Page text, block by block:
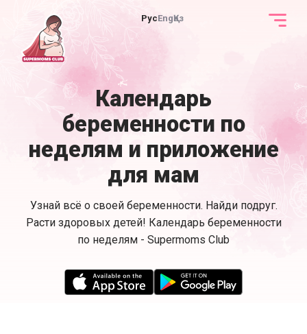
РусEngҚаз
Календарь
беременности по
неделям и приложение
для мам
Узнай всё о своей беременности. Найди подруг.
Расти здоровых детей! Календарь беременности
по неделям - Supermoms Club